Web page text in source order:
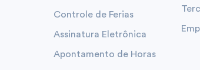
Controle de Ferias
Assinatura Eletrônica
Apontamento de Horas